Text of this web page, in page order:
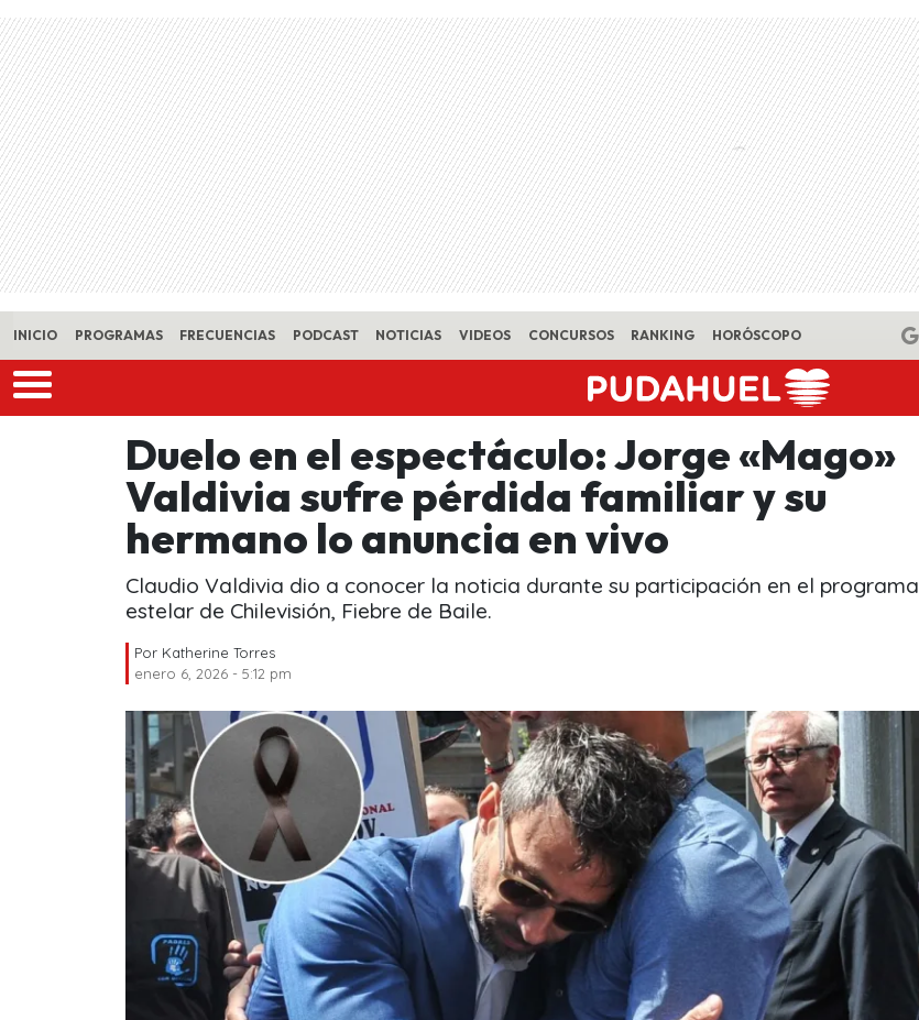
Skip to main content
INICIO PROGRAMAS FRECUENCIAS PODCAST NOTICIAS VIDEOS CONCURSOS RANKING HORÓSCOPO
Duelo en el espectáculo: Jorge «Mago»
Valdivia sufre pérdida familiar y su
hermano lo anuncia en vivo
Claudio Valdivia dio a conocer la noticia durante su participación en el programa
estelar de Chilevisión, Fiebre de Baile.
Por Katherine Torres
enero 6, 2026 - 5:12 pm